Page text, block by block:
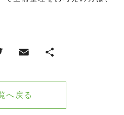
へ戻る